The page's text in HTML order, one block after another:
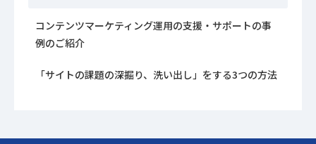
コンテンツマーケティング運用の支援・サポートの事
例のご紹介
「サイトの課題の深掘り、洗い出し」をする3つの方法